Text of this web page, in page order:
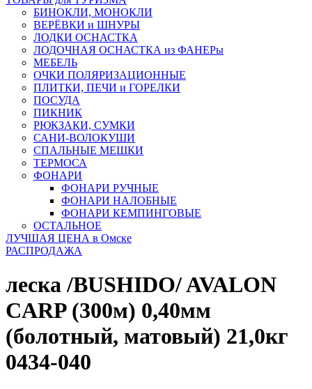
БИНОКЛИ, МОНОКЛИ
ВЕРЁВКИ и ШНУРЫ
ЛОДКИ ОСНАСТКА
ЛОДОЧНАЯ ОСНАСТКА из ФАНЕРы
МЕБЕЛЬ
ОЧКИ ПОЛЯРИЗАЦИОННЫЕ
ПЛИТКИ, ПЕЧИ и ГОРЕЛКИ
ПОСУДА
ПИКНИК
РЮКЗАКИ, СУМКИ
САНИ-ВОЛОКУШИ
СПАЛЬНЫЕ МЕШКИ
ТЕРМОСА
ФОНАРИ
ФОНАРИ РУЧНЫЕ
ФОНАРИ НАЛОБНЫЕ
ФОНАРИ КЕМПИНГОВЫЕ
ОСТАЛЬНОЕ
ЛУЧШАЯ ЦЕНА в Омске
РАСПРОДАЖА
леска /BUSHIDO/ AVALON
CARP (300м) 0,40мм
(болотный, матовый) 21,0кг
0434-040